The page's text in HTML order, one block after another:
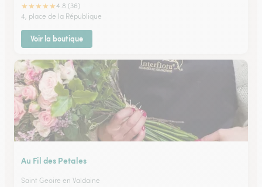
★★★★★4.8 (36)
4, place de la République
Voir la boutique
Au Fil des Petales
Saint Geoire en Valdaine